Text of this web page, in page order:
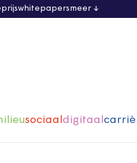
whitepapersmeer
sociaaldigitaal